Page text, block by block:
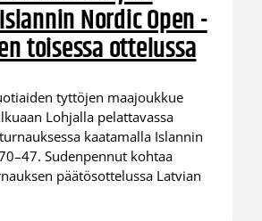
Nordic Open -
toisessa ottelussa
tyttöjen maajoukkue
Lohjalla pelattavassa
kaatamalla Islannin
Sudenpennut kohtaa
päätösottelussa Latvian